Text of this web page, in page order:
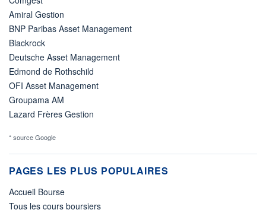
Amiral Gestion
BNP Paribas Asset Management
Blackrock
Deutsche Asset Management
Edmond de Rothschild
OFI Asset Management
Groupama AM
Lazard Frères Gestion
* source Google
PAGES LES PLUS POPULAIRES
Accueil Bourse
Tous les cours boursiers